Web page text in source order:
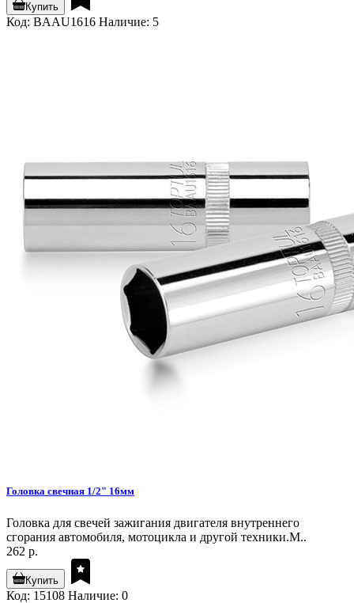
Купить
Код: BAAU1616 Наличие: 5
Головка свечная 1/2" 16мм
Головка для свечей зажигания двигателя внутреннего
сгорания автомобиля, мотоцикла и другой техники.М..
262 р.
Купить
Код: 15108 Наличие: 0